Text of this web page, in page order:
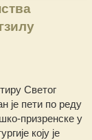
Светог
је пети по реду
призренске у
коју је